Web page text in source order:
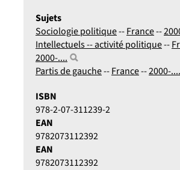
Sujets
Sociologie politique--France--
Intellectuels -- activité politique--
2000-....
Partis de gauche--France--2000-....
ISBN
978-2-07-311239-2
EAN
9782073112392
EAN
9782073112392